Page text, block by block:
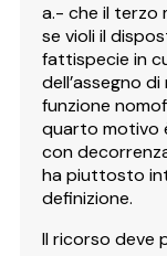
a.- che il terzo
se violi il
fattispecie in
dell’assegno
funzione
quarto motivo
con
ha piuttosto
definizione.
Il ricorso deve